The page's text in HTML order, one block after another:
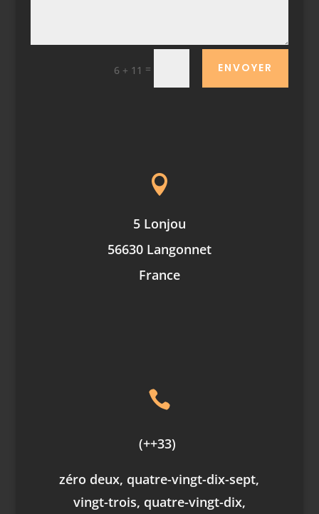
6 + 11 = ENVOYER

5 Lonjou
56630 Langonnet
France

(++33)
zéro deux, quatre-vingt-dix-sept,
vingt-trois, quatre-vingt-dix,